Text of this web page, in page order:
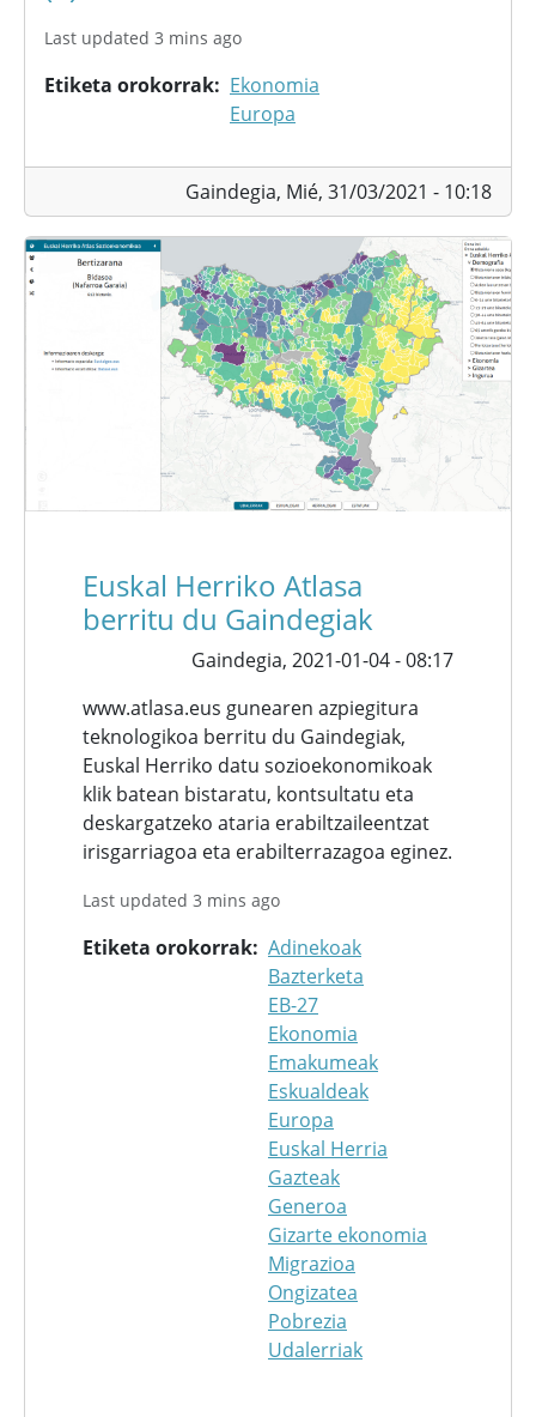
Last updated 3 mins ago
Etiketa orokorrak
Ekonomia
Europa
Gaindegia, Mié, 31/03/2021 - 10:18
Euskal Herriko Atlasa
berritu du Gaindegiak
Gaindegia, 2021-01-04 - 08:17
www.atlasa.eus gunearen azpiegitura
teknologikoa berritu du Gaindegiak,
Euskal Herriko datu sozioekonomikoak
klik batean bistaratu, kontsultatu eta
deskargatzeko ataria erabiltzaileentzat
irisgarriagoa eta erabilterrazagoa eginez.
Last updated 3 mins ago
Etiketa orokorrak Adinekoak
Bazterketa
EB-27
Ekonomia
Emakumeak
Eskualdeak
Europa
Euskal Herria
Gazteak
Generoa
Gizarte ekonomia
Migrazioa
Ongizatea
Pobrezia
Udalerriak